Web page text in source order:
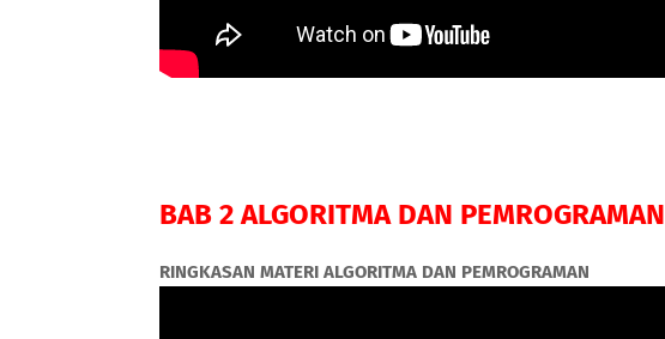
BAB 2 ALGORITMA DAN PEMROGRAMAN
RINGKASAN MATERI ALGORITMA DAN PEMROGRAMAN